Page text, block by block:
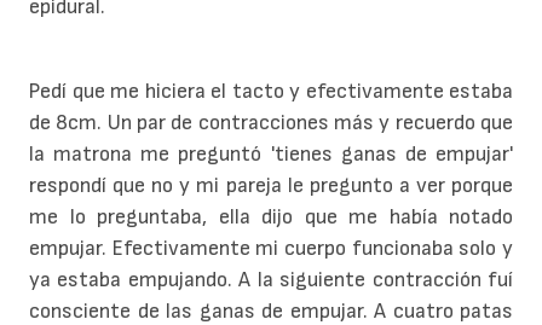
epidural.
Pedí que me hiciera el tacto y efectivamente estaba
de 8cm. Un par de contracciones más y recuerdo que
la matrona me preguntó 'tienes ganas de empujar'
respondí que no y mi pareja le pregunto a ver porque
me lo preguntaba, ella dijo que me había notado
empujar. Efectivamente mi cuerpo funcionaba solo y
ya estaba empujando. A la siguiente contracción fuí
consciente de las ganas de empujar. A cuatro patas